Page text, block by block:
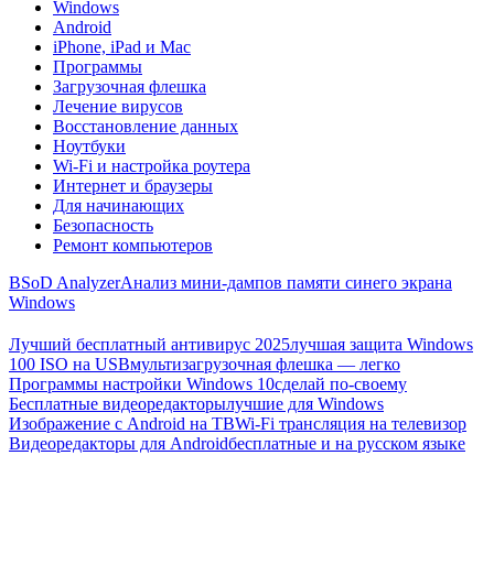
Windows
Android
iPhone, iPad и Mac
Программы
Загрузочная флешка
Лечение вирусов
Восстановление данных
Ноутбуки
Wi-Fi и настройка роутера
Интернет и браузеры
Для начинающих
Безопасность
Ремонт компьютеров
BSoD AnalyzerАнализ мини-дампов памяти синего экрана
Windows
Лучший бесплатный антивирус 2025лучшая защита Windows
100 ISO на USBмультизагрузочная флешка — легко
Программы настройки Windows 10сделай по-своему
Бесплатные видеоредакторылучшие для Windows
Изображение с Android на ТВWi-Fi трансляция на телевизор
Видеоредакторы для Androidбесплатные и на русском языке